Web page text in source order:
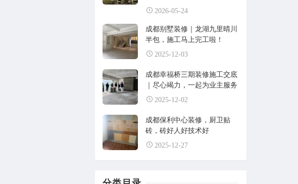
2026-05-24
成都别墅装修｜龙湖九里晴川
半包，施工马上完工啦！
2025-12-03
成都幸福桥三期装修施工交底
｜尽心竭力，一起为业主服务
2025-12-02
成都保利中心装修，厨卫贴
砖，砖好人好技术好
2025-12-27